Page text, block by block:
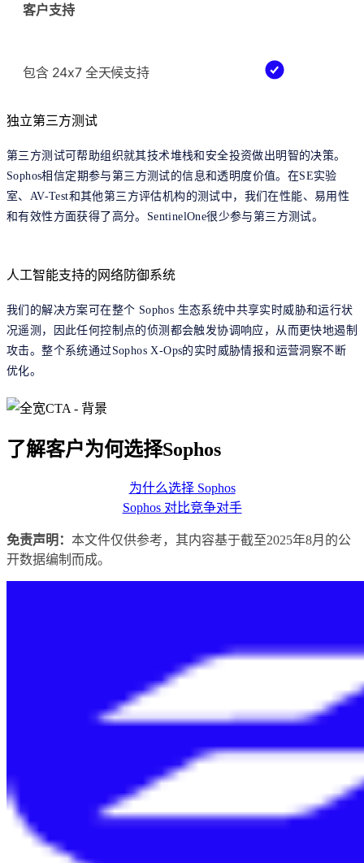
客户支持
包含 24x7 全天候支持
独立第三方测试
第三方测试可帮助组织就其技术堆栈和安全投资做出明智的决策。
Sophos相信定期参与第三方测试的信息和透明度价值。在SE实验
室、AV-Test和其他第三方评估机构的测试中，我们在性能、易用性
和有效性方面获得了高分。SentinelOne很少参与第三方测试。
人工智能支持的网络防御系统
我们的解决方案可在整个 Sophos 生态系统中共享实时威胁和运行状
况遥测，因此任何控制点的侦测都会触发协调响应，从而更快地遏制
攻击。整个系统通过Sophos X-Ops的实时威胁情报和运营洞察不断
优化。
了解客户为何选择Sophos
为什么选择 Sophos
Sophos 对比竞争对手
免责声明： 本文件仅供参考，其内容基于截至2025年8月的公
开数据编制而成。